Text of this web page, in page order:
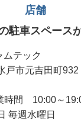
店舗
駐車スペース
テック
戸市元吉田町
時間 10:00～
毎週水曜日